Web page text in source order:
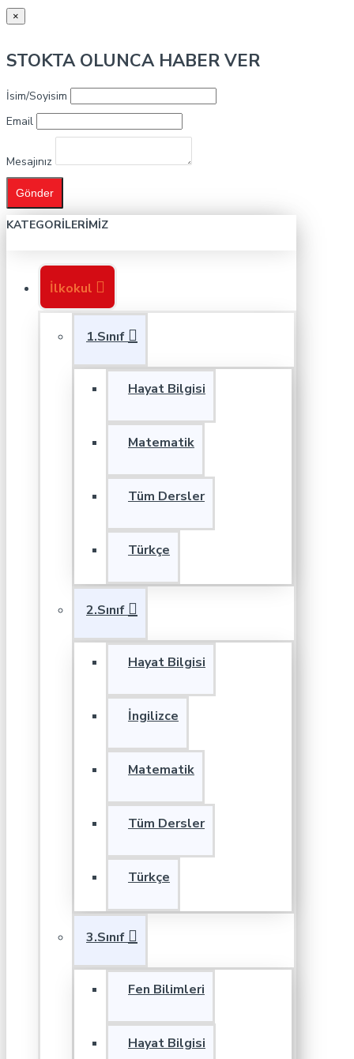
×
STOKTA OLUNCA HABER VER
İsim/Soyisim
Email
Mesajınız
Gönder
KATEGORILERIMIZ
İlkokul
1.Sınıf
Hayat Bilgisi
Matematik
Tüm Dersler
Türkçe
2.Sınıf
Hayat Bilgisi
İngilizce
Matematik
Tüm Dersler
Türkçe
3.Sınıf
Fen Bilimleri
Hayat Bilgisi